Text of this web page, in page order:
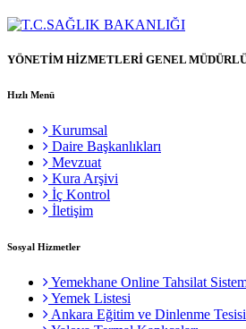
YÖNETİM HİZMETLERİ GENEL
Hızlı Menü
Kurumsal
Daire Başkanlıkları
Mevzuat
Kura Arşivi
İç Kontrol
İletişim
Sosyal Hizmetler
Yemekhane Online Tahsilat
Yemek Listesi
Ankara Eğitim ve Dinlenme